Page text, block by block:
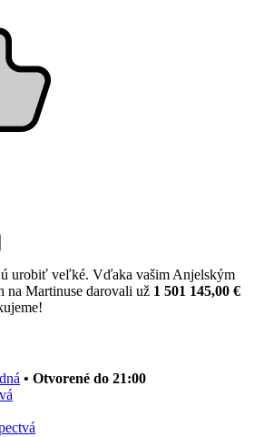
urobiť veľké. Vďaka vašim Anjelským
na Martinuse darovali už 1 501 145,00 €
• Otvorené do 21:00